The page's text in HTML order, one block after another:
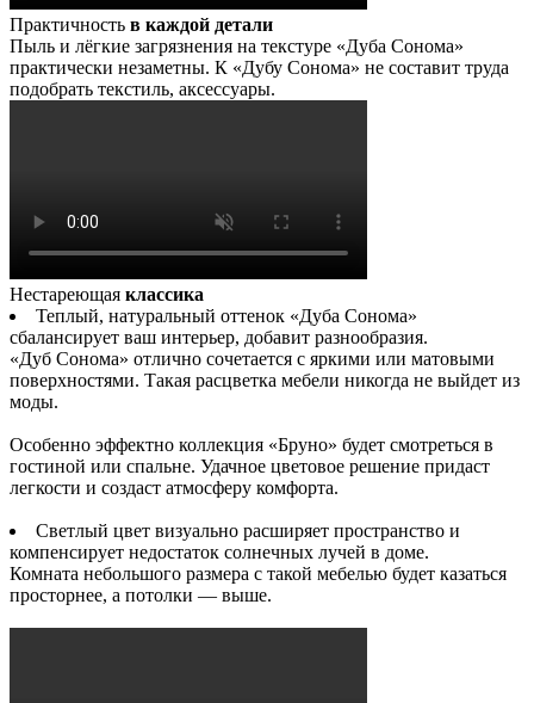
Практичность в каждой детали
Пыль и лёгкие загрязнения на текстуре «Дуба Сонома»
практически незаметны. К «Дубу Сонома» не составит труда
подобрать текстиль, аксессуары.
Нестареющая классика
Теплый, натуральный оттенок «Дуба Сонома»
сбалансирует ваш интерьер, добавит разнообразия.
«Дуб Сонома» отлично сочетается с яркими или матовыми
поверхностями. Такая расцветка мебели никогда не выйдет из
моды.
Особенно эффектно коллекция «Бруно» будет смотреться в
гостиной или спальне. Удачное цветовое решение придаст
легкости и создаст атмосферу комфорта.
Светлый цвет визуально расширяет пространство и
компенсирует недостаток солнечных лучей в доме.
Комната небольшого размера с такой мебелью будет казаться
просторнее, а потолки — выше.